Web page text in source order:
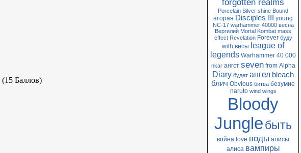
(15 Баллов)
forgotten realms
Porcelain Silver shine Bound
вторая Disciples III young
NC-17 warhammer 40000 весна
Вергилий Mortal Kombat mass
effect Revelation Forever буду
with весы league of
legends Warhammer 40 000
nkar ангст seven from Alpha
Diary будет ангел bleach
блич Obvious битва безумие
naruto wind wings
Bloody
Jungleбыть
война love воды алисы
алиса вампиры